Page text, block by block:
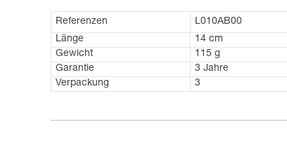
Referenzen
L010AB00
Länge
14 cm
Gewicht
115 g
Garantie
3 Jahre
Verpackung
3